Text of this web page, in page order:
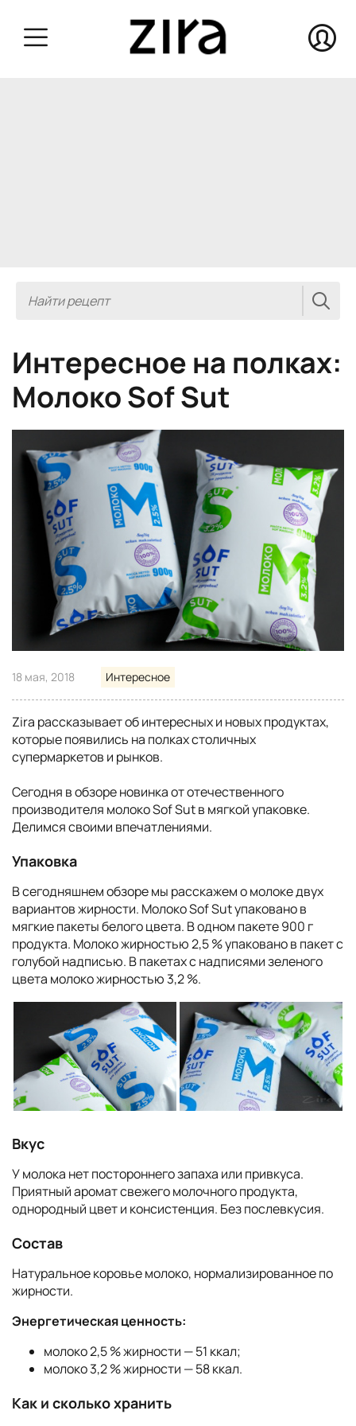
Интересное на полках:
Молоко Sof Sut
18 мая, 2018 Интересное
Zira рассказывает об интересных и новых продуктах,
которые появились на полках столичных
супермаркетов и рынков.
Сегодня в обзоре новинка от отечественного
производителя молоко Sof Sut в мягкой упаковке.
Делимся своими впечатлениями.
Упаковка
В сегодняшнем обзоре мы расскажем о молоке двух
вариантов жирности. Молоко Sof Sut упаковано в
мягкие пакеты белого цвета. В одном пакете 900 г
продукта. Молоко жирностью 2,5 % упаковано в пакет с
голубой надписью. В пакетах с надписями зеленого
цвета молоко жирностью 3,2 %.
Вкус
У молока нет постороннего запаха или привкуса.
Приятный аромат свежего молочного продукта,
однородный цвет и консистенция. Без послевкусия.
Состав
Натуральное коровье молоко, нормализированное по
жирности.
Энергетическая ценность:
молоко 2,5 % жирности — 51 ккал;
молоко 3,2 % жирности — 58 ккал.
Как и сколько хранить